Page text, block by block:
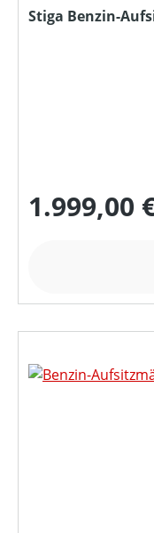
Stiga Benzin-
1.999,00